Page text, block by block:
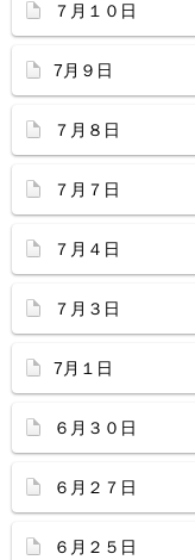
７月１０日
7月９日
７月８日
７月７日
７月４日
７月３日
7月１日
６月３０日
６月２７日
６月２５日